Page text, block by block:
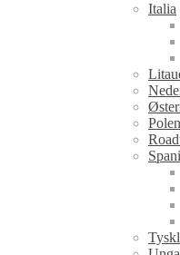
Italia
Polen